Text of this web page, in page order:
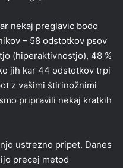
nekaj preglavic bodo
– 58 odstotkov psov
(hiperaktivnostjo), 48 %
jih kar 44 odstotkov trpi
z vašimi štirinožnimi
pripravili nekaj kratkih
ustrezno pripet. Danes
precej metod